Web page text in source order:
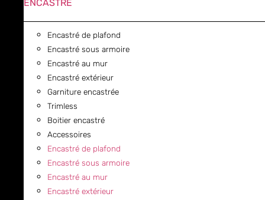
ENCASTRÉ
Encastré de plafond
Encastré sous armoire
Encastré au mur
Encastré extérieur
Garniture encastrée
Trimless
Boitier encastré
Accessoires
Encastré de plafond
Encastré sous armoire
Encastré au mur
Encastré extérieur